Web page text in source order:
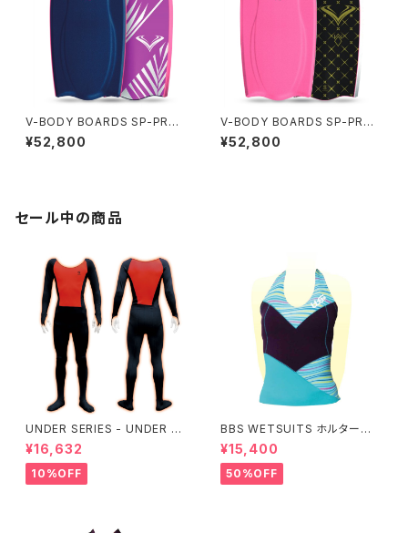
V-BODY BOARDS SP-PRO I
X 2026モデル - ミッドナイトパ
ーム
¥52,800
V-BODY BOARDS SP-PRO I
X 2026モデル - ホットピンク
¥52,800
セール中の商品
UNDER SERIES - UNDER pe
rformance ALL+即暖
¥16,632
10%OFF
BBS WETSUITS ホルターネッ
クベスト 2mm【アウトレット】
¥15,400
50%OFF